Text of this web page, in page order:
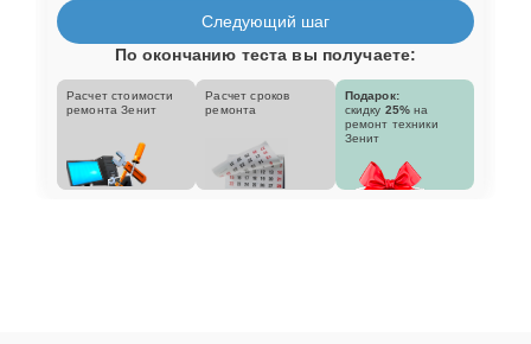
Следующий шаг
По окончанию теста вы получаете:
Расчет стоимости
ремонта Зенит
Расчет сроков
ремонта
Подарок:
скидку 25% на
ремонт техники
Зенит